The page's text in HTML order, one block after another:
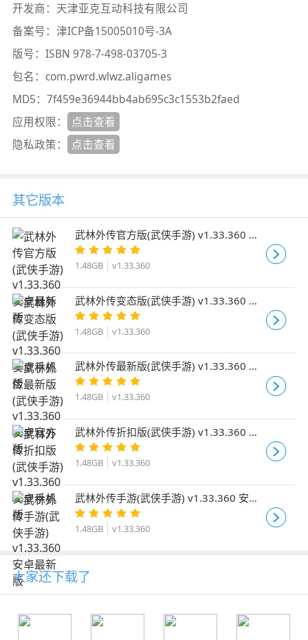
开发商： 天津亚克互动科技有限公司
备案号： 津ICP备15005010号-3A
版号： ISBN 978-7-498-03705-3
包名： com.pwrd.wlwz.aligames
MD5： 7f459e36944bb4ab695c3c1553b2faed
应用权限：
点击查看
隐私政策：
点击查看
其它版本
武林外传官方版(武侠手游) v1.33.360 安
卓最新版
1.48GB v1.33.360
武林外传变态版(武侠手游) v1.33.360 安
卓手机版
1.48GB v1.33.360
武林外传最新版(武侠手游) v1.33.360 安
卓官方版
1.48GB v1.33.360
武林外传折扣版(武侠手游) v1.33.360 安
卓手机版
1.48GB v1.33.360
武林外传手游(武侠手游) v1.33.360 安卓
最新版
1.48GB v1.33.360
大家还下载了